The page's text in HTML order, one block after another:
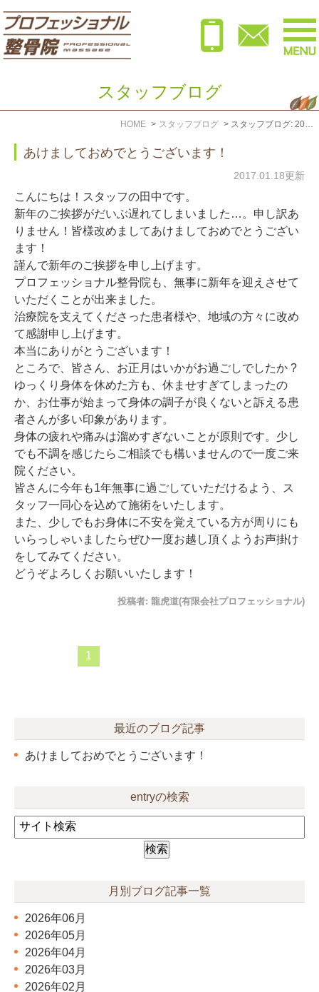
スタッフブログ
HOME スタッフブログ
あけましておめでとうございます！
2017.01.18更新
こんにちは！スタッフの田中です。
新年のご挨拶がだいぶ遅れてしまいました…。申し訳あ
りません！皆様改めましてあけましておめでとうござい
ます！
謹んで新年のご挨拶を申し上げます。
プロフェッショナル整骨院も、無事に新年を迎えさせて
いただくことが出来ました。
治療院を支えてくださった患者様や、地域の方々に改め
て感謝申し上げます。
本当にありがとうございます！
ところで、皆さん、お正月はいかがお過ごしでしたか ?
ゆっくり身体を休めた方も、休ませすぎてしまったの
か、お仕事が始まって身体の調子が良くないと訴える患
者さんが多い印象があります。
身体の疲れや痛みは溜めすぎないことが原則です。少し
でも不調を感じたらご相談でも構いませんので一度ご来
院ください。
皆さんに今年も1年無事に過ごしていただけるよう、ス
タッフ一同心を込めて施術をいたします。
また、少しでもお身体に不安を覚えている方が周りにも
いらっしゃいましたらぜひ一度お越し頂くようお声掛け
をしてみてください。
どうぞよろしくお願いいたします！
投稿者: 龍虎道(有限会社プロフェッショナル)
1
最近のブログ記事
あけましておめでとうございます！
entryの検索
月別ブログ記事一覧
2026年06月
2026年05月
2026年04月
2026年03月
2026年02月